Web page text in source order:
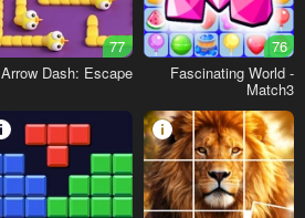
76
Fascinating World -
Match3
77
Arrow Dash: Escape